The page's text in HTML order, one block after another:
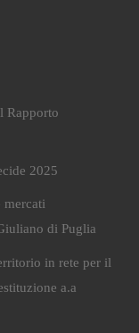
Rapporto
2025
mercati
di Puglia
in rete per il
a.a